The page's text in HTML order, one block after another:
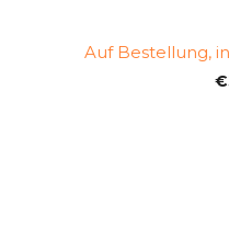
Auf Bestellung,